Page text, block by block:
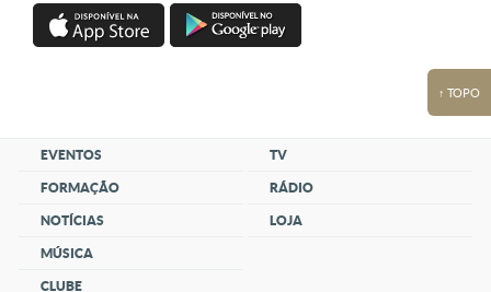
↑ TOPO
EVENTOS
FORMAÇÃO
NOTÍCIAS
MÚSICA
CLUBE
TV
RÁDIO
LOJA